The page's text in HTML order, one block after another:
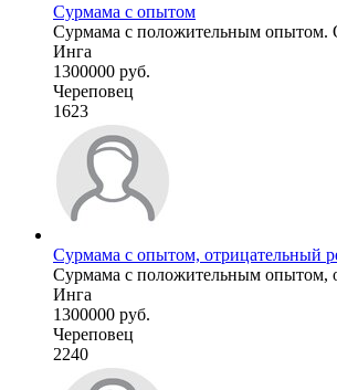
Сурмама с опытом
Сурмама с положительным опытом.
Инга
1300000 руб.
Череповец
1623
Сурмама с опытом, отрицательный
Сурмама с положительным опытом,
Инга
1300000 руб.
Череповец
2240